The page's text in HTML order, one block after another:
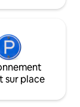
sur place